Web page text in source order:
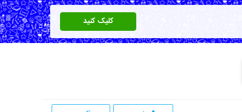
کلیک کنید